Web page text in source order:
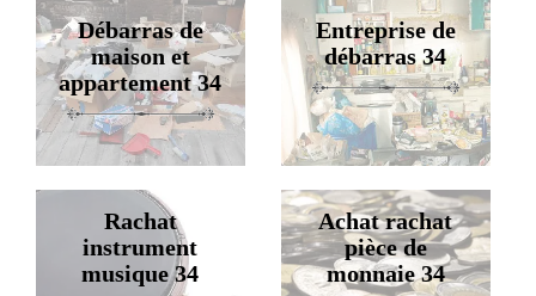
Débarras de
maison et
appartement 34
Entreprise de
débarras 34
Rachat
instrument
musique 34
Achat rachat
pièce de
monnaie 34